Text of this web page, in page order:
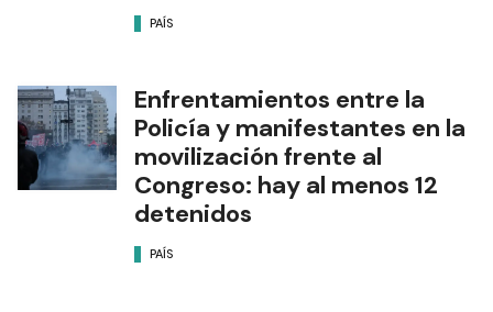
PAÍS
Enfrentamientos entre la
Policía y manifestantes en la
movilización frente al
Congreso: hay al menos 12
detenidos
PAÍS